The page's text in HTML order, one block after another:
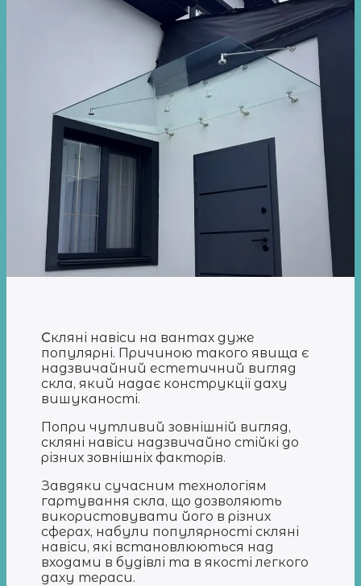
Скляні навіси на вантах дуже
популярні. Причиною такого явища є
надзвичайний естетичний вигляд
скла, який надає конструкції даху
вишуканості.
Попри чутливий зовнішній вигляд,
скляні навіси надзвичайно стійкі до
різних зовнішніх факторів.
Завдяки сучасним технологіям
гартування скла, що дозволяють
використовувати його в різних
сферах, набули популярності скляні
навіси, які встановлюються над
входами в будівлі та в якості легкого
даху тераси.